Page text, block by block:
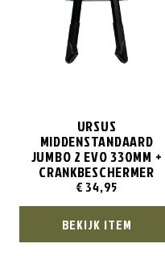
URSUS
MIDDENSTANDAARD
JUMBO 2 EVO 330MM +
CRANKBESCHERMER
€ 34,95
BEKIJK ITEM